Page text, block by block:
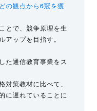
の観点から6冠を獲
とで、競争原理を生
ップを目指す。
た通信教育事業をス
策教材に比べて、
に遅れていることに